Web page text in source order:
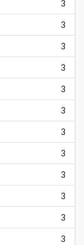
3
3
3
3
3
3
3
3
3
3
3
3